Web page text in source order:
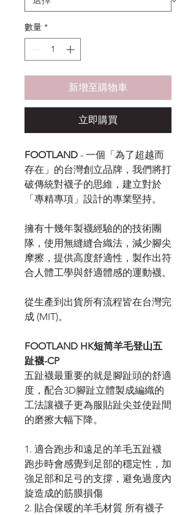
數量 *
新增至購物車
立即購買
FOOTLAND - 一個「為了超越而
存在」的台灣創立品牌，我們將打
破傳統對襪子的思維，建立對於
「專精專項」設計的專業堅持。
擁有十幾年製襪經驗的的技術團
隊，使用無縫縫合織法，減少腳尖
摩擦，提供高度舒適性，製作出符
合人體工學與舒適體感的運動襪。
從生產到出貨所有流程皆在台灣完
成 (MIT)。
FOOTLAND HK短筒羊毛登山五
趾襪-CP
五趾襪最重要的就是腳趾頭的舒適
度，配合3D腳趾立體製成編織的
工法讓襪子更為服貼趾尖並使趾間
的磨擦大幅下降。
1. 適合跑步和遠足的羊毛五趾襪
跑步時會感覺到足部的穩定性，加
強足部和足弓的支撐，避免過度內
旋造成的筋膜損傷
2. 貼合保暖的羊毛材質 所有襪子